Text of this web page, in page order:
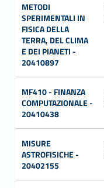
METODI
SPERIMENTALI IN
FISICA DELLA
TERRA, DEL CLIMA
E DEI PIANETI -
20410897
MF410 - FINANZA
COMPUTAZIONALE -
20410438
MISURE
ASTROFISICHE -
20402155